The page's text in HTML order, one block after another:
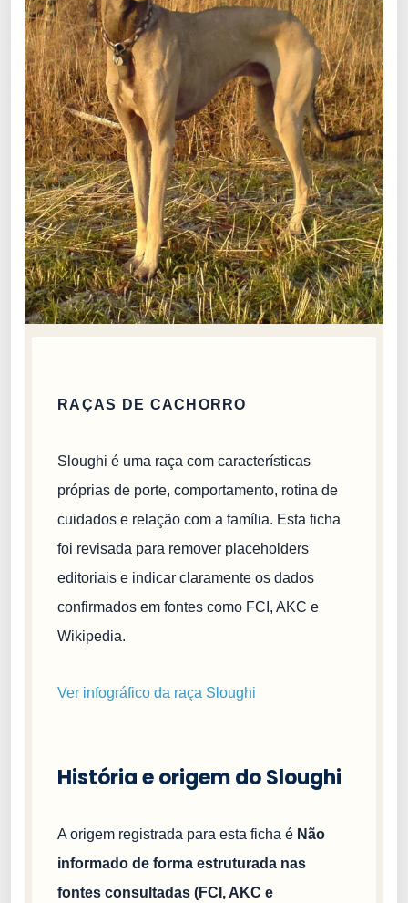
RAÇAS DE CACHORRO
Sloughi é uma raça com características
próprias de porte, comportamento, rotina de
cuidados e relação com a família. Esta ficha
foi revisada para remover placeholders
editoriais e indicar claramente os dados
confirmados em fontes como FCI, AKC e
Wikipedia.
Ver infográfico da raça Sloughi
História e origem do Sloughi
A origem registrada para esta ficha é Não
informado de forma estruturada nas
fontes consultadas (FCI, AKC e